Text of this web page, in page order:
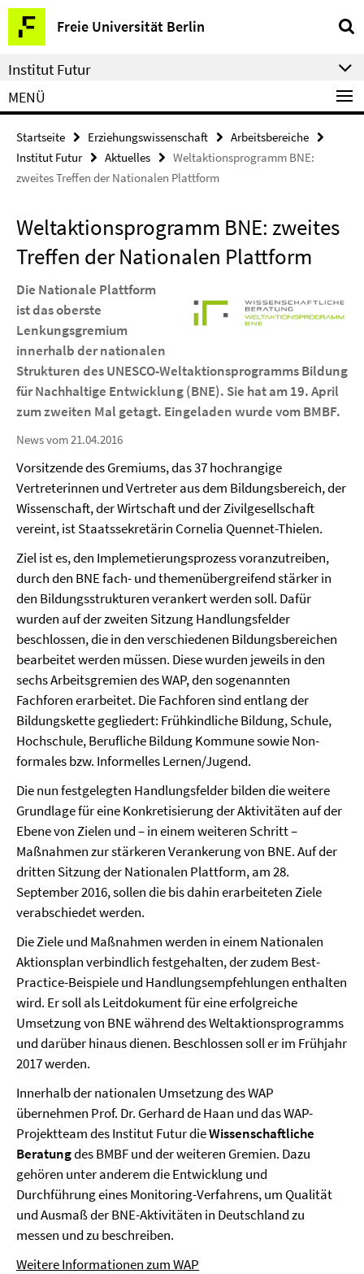
Springe
direkt
zu
Inhalt
Freie Universität Berlin
Service-
Navigation
Institut Futur
MENÜ
Startseite Erziehungswissenschaft
Arbeitsbereiche
Institut Futur
Aktuelles
Weltaktionsprogramm BNE:
zweites Treffen der Nationalen Plattform
Weltaktionsprogramm BNE: zweites
Treffen der Nationalen Plattform
Die Nationale Plattform
ist das oberste
Lenkungsgremium
innerhalb der nationalen
Strukturen des UNESCO-Weltaktionsprogramms Bildung
für Nachhaltige Entwicklung (BNE). Sie hat am 19. April
zum zweiten Mal getagt. Eingeladen wurde vom BMBF.
News vom 21.04.2016
Vorsitzende des Gremiums, das 37 hochrangige
Vertreterinnen und Vertreter aus dem Bildungsbereich, der
Wissenschaft, der Wirtschaft und der Zivilgesellschaft
vereint, ist Staatssekretärin Cornelia Quennet-Thielen.
Ziel ist es, den Implemetierungsprozess voranzutreiben,
durch den BNE fach- und themenübergreifend stärker in
den Bildungsstrukturen verankert werden soll. Dafür
wurden auf der zweiten Sitzung Handlungsfelder
beschlossen, die in den verschiedenen Bildungsbereichen
bearbeitet werden müssen. Diese wurden jeweils in den
sechs Arbeitsgremien des WAP, den sogenannten
Fachforen erarbeitet. Die Fachforen sind entlang der
Bildungskette gegliedert: Frühkindliche Bildung, Schule,
Hochschule, Berufliche Bildung Kommune sowie Non-
formales bzw. Informelles Lernen/Jugend.
Die nun festgelegten Handlungsfelder bilden die weitere
Grundlage für eine Konkretisierung der Aktivitäten auf der
Ebene von Zielen und – in einem weiteren Schritt –
Maßnahmen zur stärkeren Verankerung von BNE. Auf der
dritten Sitzung der Nationalen Plattform, am 28.
September 2016, sollen die bis dahin erarbeiteten Ziele
verabschiedet werden.
Die Ziele und Maßnahmen werden in einem Nationalen
Aktionsplan verbindlich festgehalten, der zudem Best-
Practice-Beispiele und Handlungsempfehlungen enthalten
wird. Er soll als Leitdokument für eine erfolgreiche
Umsetzung von BNE während des Weltaktionsprogramms
und darüber hinaus dienen. Beschlossen soll er im Frühjahr
2017 werden.
Innerhalb der nationalen Umsetzung des WAP
übernehmen Prof. Dr. Gerhard de Haan und das WAP-
Projektteam des Institut Futur dieWissenschaftliche
Beratungdes BMBF und der weiteren Gremien. Dazu
gehören unter anderem die Entwicklung und
Durchführung eines Monitoring-Verfahrens, um Qualität
und Ausmaß der BNE-Aktivitäten in Deutschland zu
messen und zu beschreiben.
Weitere Informationen zum WAP